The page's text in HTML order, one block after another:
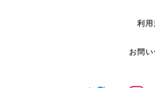
利
お問